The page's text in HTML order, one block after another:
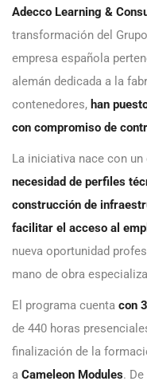
Adecco Learning &
transformación del
empresa española
alemán dedicada a la
contenedores, han
con compromiso de
La iniciativa nace con
necesidad de perfiles
construcción de
facilitar el acceso al
nueva oportunidad
mano de obra
El programa cuenta con
de 440 horas
finalización de la
a Cameleon Modules.